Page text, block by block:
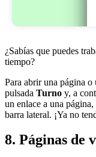
¿Sabías que puedes
tiempo?
Para abrir una página o
pulsada Turno y, a
un enlace a una
barra lateral. ¡Ya no
8. Páginas de